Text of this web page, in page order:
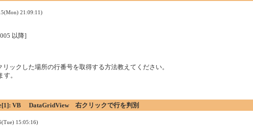
21:09:11)
以降]
リックした場所の行番号を取得する方法教えてください。
す。
VB DataGridView 右クリックで行を判別
15:05:16)